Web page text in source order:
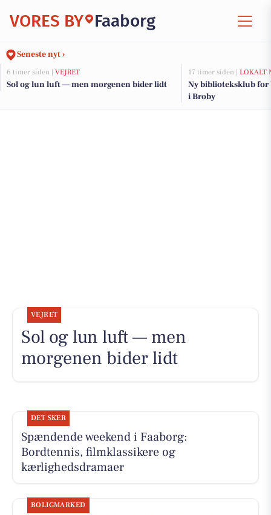
VORES BY Faaborg
Seneste nyt ›
6 timer siden | VEJRET
Sol og lun luft — men morgenen bider lidt
17 timer siden | LOKALT
Ny biblioteksklub for
i Broby
VEJRET
Sol og lun luft — men
morgenen bider lidt
DET SKER
Spændende weekend i Faaborg:
Bordtennis, filmklassikere og
kærlighedsdramaer
BOLIGMARKED